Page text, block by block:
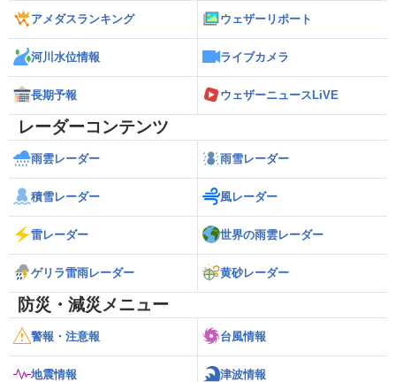
アメダスランキング ウェザーリポート
河川水位情報 ライブカメラ
長期予報 ウェザーニュースLiVE
レーダーコンテンツ
雨雲レーダー 雨雪レーダー
積雪レーダー 風レーダー
雷レーダー 世界の雨雲レーダー
ゲリラ雷雨レーダー 黄砂レーダー
防災・減災メニュー
警報・注意報 台風情報
地震情報 津波情報